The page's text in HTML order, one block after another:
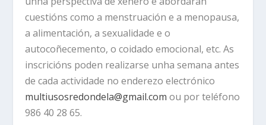
cuestións como a menstruación e a menopausa,
a alimentación, a sexualidade e o
autocoñecemento, o coidado emocional, etc. As
inscricións poden realizarse unha semana antes
de cada actividade no enderezo electrónico
multiusosredondela@gmail.com ou por teléfono
986 40 28 65.